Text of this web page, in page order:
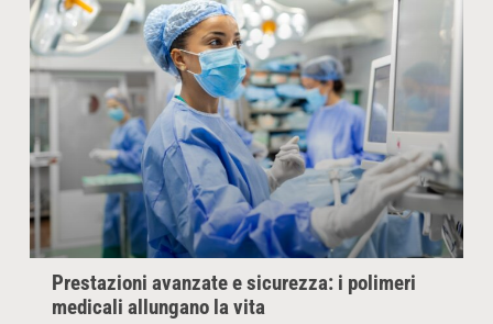
Prestazioni avanzate e sicurezza: i polimeri
medicali allungano la vita